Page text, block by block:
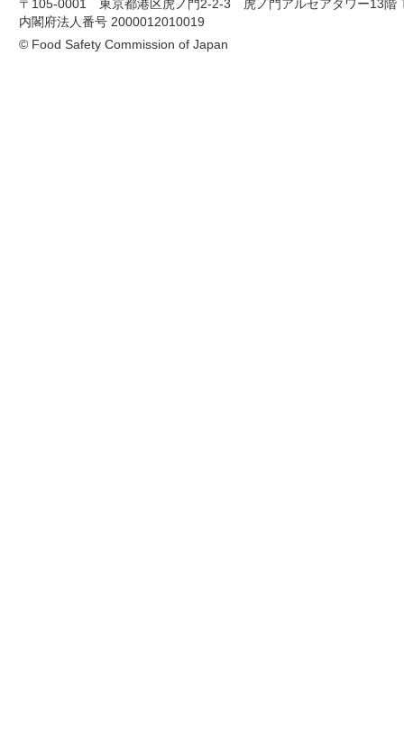
〒105-0001 東京都港区虎ノ門2-2-3 虎ノ門アルセアタワー13階
内閣府法人番号 2000012010019
© Food Safety Commission of Japan